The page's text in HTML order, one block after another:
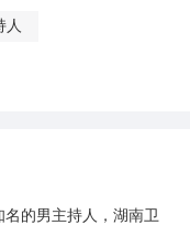
人
的男主持人，湖南卫